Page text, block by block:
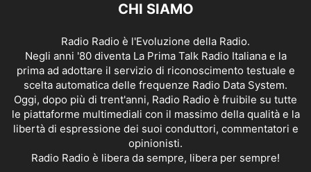
CHI SIAMO
Radio Radio è l'Evoluzione della Radio.
Negli anni '80 diventa La Prima Talk Radio Italiana e la
prima ad adottare il servizio di riconoscimento testuale e
scelta automatica delle frequenze Radio Data System.
Oggi, dopo più di trent'anni, Radio Radio è fruibile su tutte
le piattaforme multimediali con il massimo della qualità e la
libertà di espressione dei suoi conduttori, commentatori e
opinionisti.
Radio Radio è libera da sempre, libera per sempre!